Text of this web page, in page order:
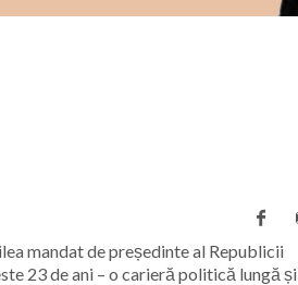
mandat de președinte al Republicii
23 de ani – o carieră politică lungă și